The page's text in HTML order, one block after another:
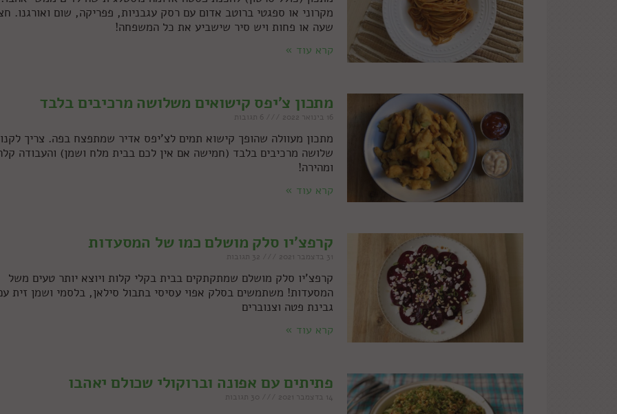
מקרוני או ספגטי ברוטב אדום עם רסק עגבניות, פפריקה, שום ואורגנו.
שעה או פחות ויש סיר שישביע את כל המשפחה!
קרא עוד »
מתכון צ'יפס קישואים משלושה מרכיבים בלבד
16 בינואר 2022
מתכון מעוולה שהופך קישוא תמים לצ'יפס אדיר שמתפצח בפה. צריך
שלושה מרכיבים בלבד (חמישה אם אין לכם בבית מלח ושמן) והעבודה
ומהירה!
קרא עוד »
קרפצ'יו סלק מושלם כמו של המסעדות
31 בדצמבר 2021
קרפצ'יו סלק מושלם שמתקתקים בבית בקלי קלות ויוצא יותר טעים משל
המסעדות! משתמשים בסלק אפוי עסיסי בתבול סילאן, בלסמי ושמן זית
גבינת פטה וצנוברים
קרא עוד »
פתיתים עם אפונה וברוקולי שכולם יאהבו
14 בדצמבר 2021